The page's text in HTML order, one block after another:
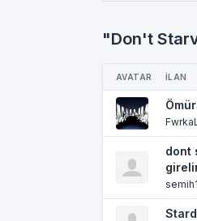
"Don't
AVATAR İLAN
dont